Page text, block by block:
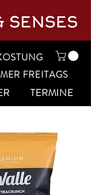
FREITAGS
TERMINE